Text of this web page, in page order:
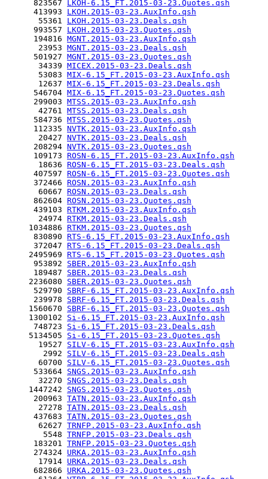
      823567
LKOH-6.15_FT.2015-03-23.Quotes.qsh
      413993
LKOH.2015-03-23.AuxInfo.qsh
       55361
LKOH.2015-03-23.Deals.qsh
      993557
LKOH.2015-03-23.Quotes.qsh
      194816
MGNT.2015-03-23.AuxInfo.qsh
       23953
MGNT.2015-03-23.Deals.qsh
      501927
MGNT.2015-03-23.Quotes.qsh
       34339
MICEX.2015-03-23.Deals.qsh
       53083
MIX-6.15_FT.2015-03-23.AuxInfo.qsh
       12637
MIX-6.15_FT.2015-03-23.Deals.qsh
      546704
MIX-6.15_FT.2015-03-23.Quotes.qsh
      299003
MTSS.2015-03-23.AuxInfo.qsh
       42761
MTSS.2015-03-23.Deals.qsh
      584736
MTSS.2015-03-23.Quotes.qsh
      112335
NVTK.2015-03-23.AuxInfo.qsh
       20427
NVTK.2015-03-23.Deals.qsh
      208294
NVTK.2015-03-23.Quotes.qsh
      109173
ROSN-6.15_FT.2015-03-23.AuxInfo.qsh
       18636
ROSN-6.15_FT.2015-03-23.Deals.qsh
      407597
ROSN-6.15_FT.2015-03-23.Quotes.qsh
      372466
ROSN.2015-03-23.AuxInfo.qsh
       60667
ROSN.2015-03-23.Deals.qsh
      862604
ROSN.2015-03-23.Quotes.qsh
      439103
RTKM.2015-03-23.AuxInfo.qsh
       24974
RTKM.2015-03-23.Deals.qsh
     1034886
RTKM.2015-03-23.Quotes.qsh
      830890
RTS-6.15_FT.2015-03-23.AuxInfo.qsh
      372047
RTS-6.15_FT.2015-03-23.Deals.qsh
     2495969
RTS-6.15_FT.2015-03-23.Quotes.qsh
      953892
SBER.2015-03-23.AuxInfo.qsh
      189487
SBER.2015-03-23.Deals.qsh
     2236080
SBER.2015-03-23.Quotes.qsh
      529790
SBRF-6.15_FT.2015-03-23.AuxInfo.qsh
      239978
SBRF-6.15_FT.2015-03-23.Deals.qsh
     1560670
SBRF-6.15_FT.2015-03-23.Quotes.qsh
     1300102
Si-6.15_FT.2015-03-23.AuxInfo.qsh
      748723
Si-6.15_FT.2015-03-23.Deals.qsh
     5134505
Si-6.15_FT.2015-03-23.Quotes.qsh
       19527
SILV-6.15_FT.2015-03-23.AuxInfo.qsh
        2992
SILV-6.15_FT.2015-03-23.Deals.qsh
       60700
SILV-6.15_FT.2015-03-23.Quotes.qsh
      533664
SNGS.2015-03-23.AuxInfo.qsh
       32270
SNGS.2015-03-23.Deals.qsh
     1447242
SNGS.2015-03-23.Quotes.qsh
      200963
TATN.2015-03-23.AuxInfo.qsh
       27278
TATN.2015-03-23.Deals.qsh
      437683
TATN.2015-03-23.Quotes.qsh
       62627
TRNFP.2015-03-23.AuxInfo.qsh
        5548
TRNFP.2015-03-23.Deals.qsh
      183201
TRNFP.2015-03-23.Quotes.qsh
      274324
URKA.2015-03-23.AuxInfo.qsh
       17914
URKA.2015-03-23.Deals.qsh
      682866
URKA.2015-03-23.Quotes.qsh